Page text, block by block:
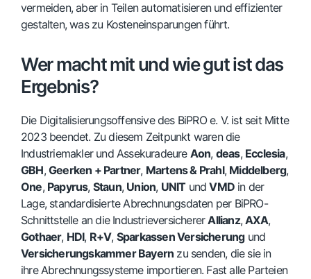
vermeiden, aber in Teilen automatisieren und effizienter
gestalten, was zu Kosteneinsparungen führt.
Wer macht mit und wie gut ist das
Ergebnis?
Die Digitalisierungsoffensive des BiPRO e. V. ist seit Mitte
2023 beendet. Zu diesem Zeitpunkt waren die
Industriemakler und Assekuradeure Aon, deas, Ecclesia,
GBH,Geerken + Partner, Martens & Prahl, Middelberg,
One, Papyrus, Staun, Union, UNITundVMD in der
Lage, standardisierte Abrechnungsdaten per BiPRO-
Schnittstelle an die IndustrieversichererAllianz,AXA,
Gothaer, HDI, R+V, Sparkassen Versicherungund
Versicherungskammer Bayern zu senden, die sie in
ihre Abrechnungssysteme importieren. Fast alle Parteien